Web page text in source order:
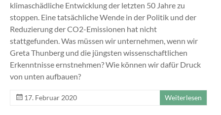
klimaschädliche Entwicklung der letzten 50 Jahre zu
stoppen. Eine tatsächliche Wende in der Politik und der
Reduzierung der CO2-Emissionen hat nicht
stattgefunden. Was müssen wir unternehmen, wenn wir
Greta Thunberg und die jüngsten wissenschaftlichen
Erkenntnisse ernstnehmen? Wie können wir dafür Druck
von unten aufbauen?
17. Februar 2020 Weiterlesen